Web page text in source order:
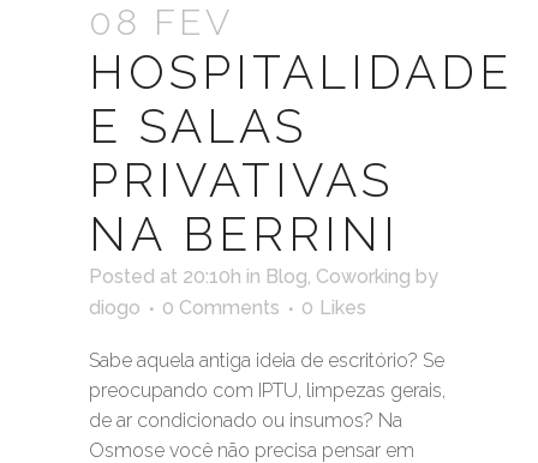
08 FEV
HOSPITALIDADE
E SALAS
PRIVATIVAS
NA BERRINI
Posted at 20:10h in Blog, Coworking by
diogo
0 Comments 0 Likes
Sabe aquela antiga ideia de escritório? Se
preocupando com IPTU, limpezas gerais,
de ar condicionado ou insumos? Na
Osmose você não precisa pensar em